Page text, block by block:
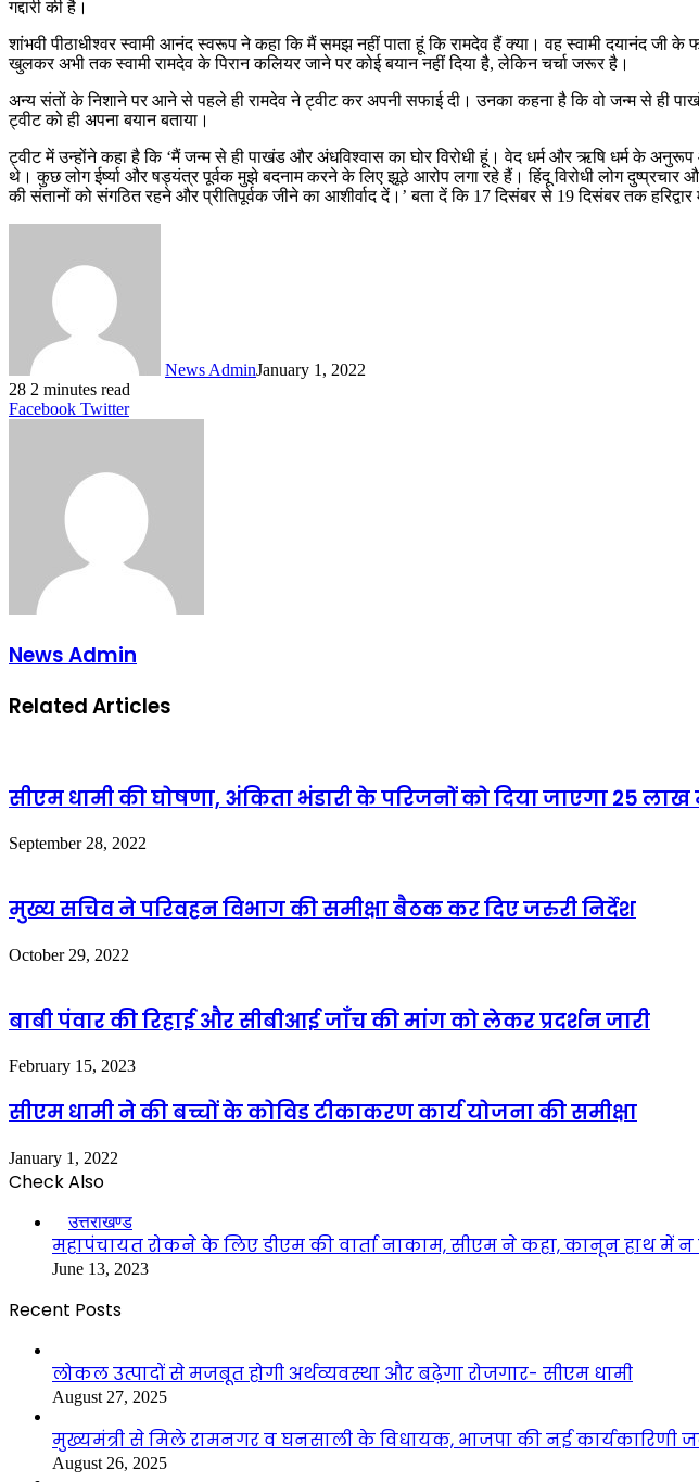
गद्दारी की है।
शांभवी पीठाधीश्वर स्वामी आनंद स्वरूप ने कहा कि मैं समझ नहीं पाता हूं कि रामदेव हैं क्या। वह स्वामी दयानंद जी
खुलकर अभी तक स्वामी रामदेव के पिरान कलियर जाने पर कोई बयान नहीं दिया है, लेकिन चर्चा जरूर है।
अन्य संतों के निशाने पर आने से पहले ही रामदेव ने ट्वीट कर अपनी सफाई दी। उनका कहना है कि वो जन्म से ही
ट्वीट को ही अपना बयान बताया।
ट्वीट में उन्होंने कहा है कि ‘मैं जन्म से ही पाखंड और अंधविश्वास का घोर विरोधी हूं। वेद धर्म और ऋषि धर्म के
थे। कुछ लोग ईर्ष्या और षड्यंत्र पूर्वक मुझे बदनाम करने के लिए झूठे आरोप लगा रहे हैं। हिंदू विरोधी लोग
की संतानों को संगठित रहने और प्रीतिपूर्वक जीने का आशीर्वाद दें।’ बता दें कि 17 दिसंबर से 19 दिसंबर तक
News AdminJanuary 1, 2022
28 2 minutes read
Facebook TwitterLinkedIn
Tumblr
Pinterest
Reddit
VKontakte
Share
Print
News Admin
Related Articles
सीएम धामी की घोषणा, अंकिता भंडारी के परिजनों को दिया जाएगा 25
September 28, 2022
मुख्य सचिव ने परिवहन विभाग की समीक्षा बैठक कर दिए जरुरी निर्देश
October 29, 2022
बाबी पंवार की रिहाई और सीबीआई जाँच की मांग को लेकर प्रदर्शन जारी
February 15, 2023
सीएम धामी ने की बच्चों के कोविड टीकाकरण कार्य योजना की समीक्षा
January 1, 2022
Check Also
उत्तराखण्ड
महापंचायत रोकने के लिए डीएम की वार्ता नाकाम, सीएम ने कहा, कानून हाथ में
June 13, 2023
Recent Posts
लोकल उत्पादों से मजबूत होगी अर्थव्यवस्था और बढ़ेगा रोजगार- सीएम धामी
August 27, 2025
मुख्यमंत्री से मिले रामनगर व घनसाली के विधायक, भाजपा की नई कार्यकारिणी
August 26, 2025